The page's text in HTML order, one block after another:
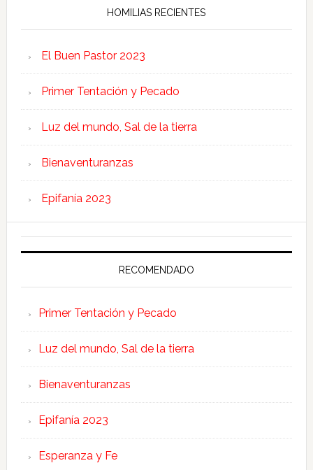
HOMILIAS RECIENTES
El Buen Pastor 2023
Primer Tentación y Pecado
Luz del mundo, Sal de la tierra
Bienaventuranzas
Epifanía 2023
RECOMENDADO
Primer Tentación y Pecado
Luz del mundo, Sal de la tierra
Bienaventuranzas
Epifanía 2023
Esperanza y Fe